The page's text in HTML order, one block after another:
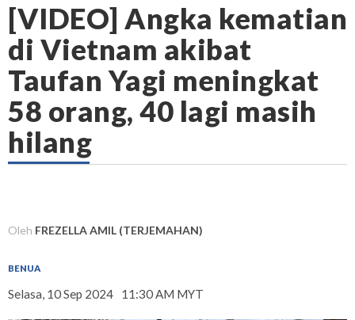
[VIDEO] Angka kematian
di Vietnam akibat
Taufan Yagi meningkat
58 orang, 40 lagi masih
hilang
Oleh FREZELLA AMIL (TERJEMAHAN)
BENUA
Selasa, 10 Sep 2024 11:30 AM MYT